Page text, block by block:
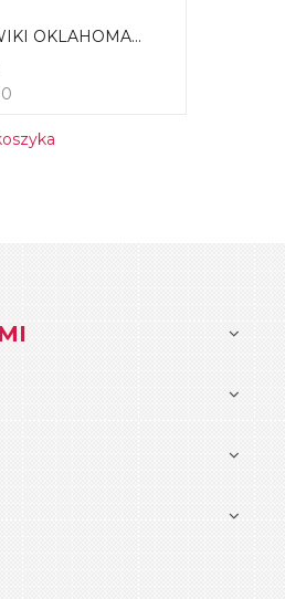
OKLAHOMA...